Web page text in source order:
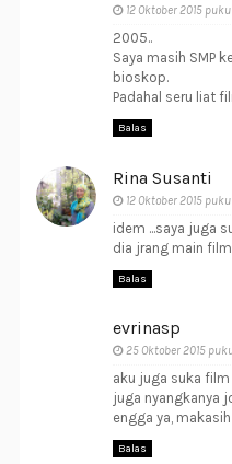
12 Oktober 2015
2005..
Saya masih SMP
bioskop.
Padahal seru liat
Balas
Rina Susanti
12 Oktober 2015 pukul
idem ...saya juga
dia jrang main
Balas
evrinasp
25 Oktober 2015
aku juga suka film
juga nyangkanya
engga ya,
Balas